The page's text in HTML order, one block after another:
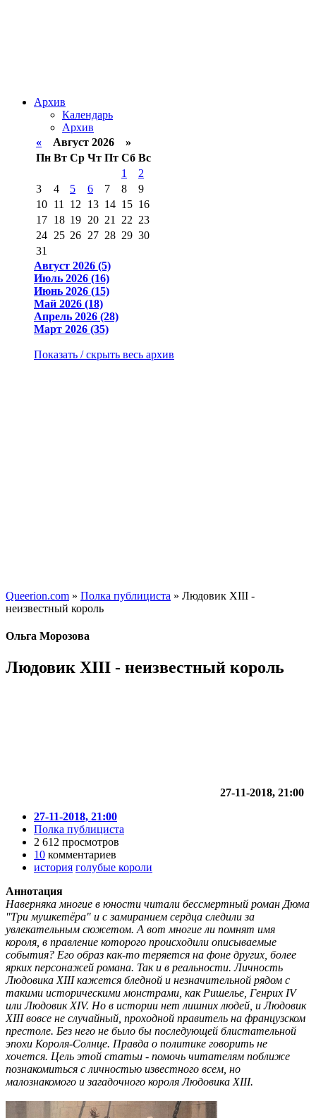
Архив
Календарь
Архив
« Август 2026 »
Пн Вт Ср Чт Пт Сб Вс
1
2
3
4 5 6 7 8
9
10 11 12 13 14 15 16
17 18 19 20 21 22 23
24 25 26 27 28 29 30
31
Август 2026 (5)
Июль 2026 (16)
Июнь 2026 (15)
Май 2026 (18)
Апрель 2026 (28)
Март 2026 (35)
Показать / скрыть весь архив
Queerion.com » Полка публициста » Людовик XIII -
неизвестный король
Ольга Морозова
Людовик XIII - неизвестный король
27-11-2018, 21:00
27-11-2018, 21:00
Полка публициста
2 612 просмотров
10 комментариев
история голубые короли
Аннотация
Наверняка многие в юности читали бессмертный роман Дюма
"Три мушкетёра" и с замиранием сердца следили за
увлекательным сюжетом. А вот многие ли помнят имя
короля, в правление которого происходили описываемые
события? Его образ как-то теряется на фоне других, более
ярких персонажей романа. Так и в реальности. Личность
Людовика XIII кажется бледной и незначительной рядом с
такими историческими монстрами, как Ришелье, Генрих IV
или Людовик XIV. Но в истории нет лишних людей, и Людовик
XIII вовсе не случайный, проходной правитель на французском
престоле. Без него не было бы последующей блистательной
эпохи Короля-Солнце. Правда о политике говорить не
хочется. Цель этой статьи - помочь читателям поближе
познакомиться с личностью известного всем, но
малознакомого и загадочного короля Людовика XIII.